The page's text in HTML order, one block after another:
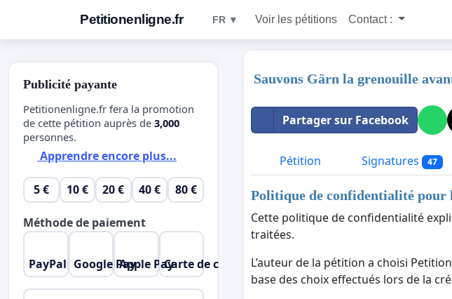
Petitionenligne.fr FR ▼ Voir les pétitions Contact :
Sauvons Gärn la grenouille
Partager sur Facebook
Pétition Signatures 47
Politique de confidentialité
Cette politique de confidentialité
traitées.
L’auteur de la pétition a choisi
base des choix effectués lors de la
Publicité payante
Petitionenligne.fr fera la promotion
de cette pétition auprès de 3,000
personnes.
Apprendre encore plus...
5 € 10 € 20 € 40 € 80 €
Méthode de paiement
PayPal Google PayApple PayCarte de crédit